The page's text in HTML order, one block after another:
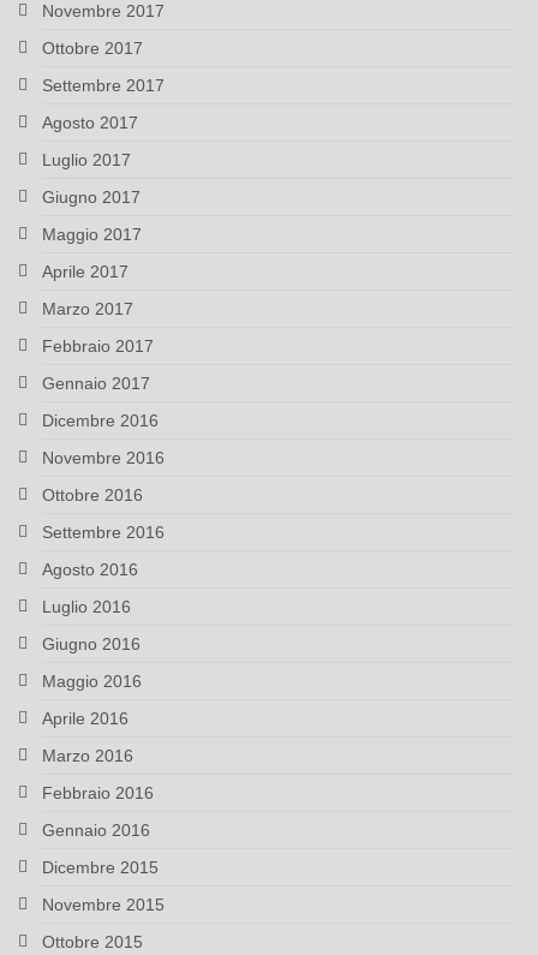
Novembre 2017
Ottobre 2017
Settembre 2017
Agosto 2017
Luglio 2017
Giugno 2017
Maggio 2017
Aprile 2017
Marzo 2017
Febbraio 2017
Gennaio 2017
Dicembre 2016
Novembre 2016
Ottobre 2016
Settembre 2016
Agosto 2016
Luglio 2016
Giugno 2016
Maggio 2016
Aprile 2016
Marzo 2016
Febbraio 2016
Gennaio 2016
Dicembre 2015
Novembre 2015
Ottobre 2015